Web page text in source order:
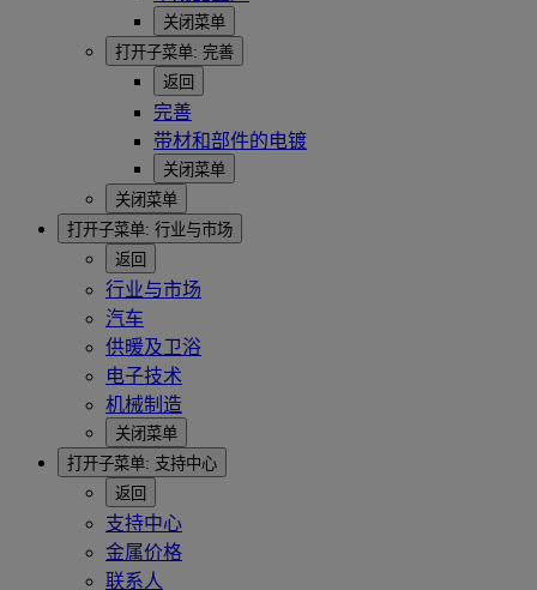
关闭菜单
打开子菜单: 完善
返回
完善
带材和部件的电镀
关闭菜单
关闭菜单
打开子菜单: 行业与市场
返回
行业与市场
汽车
供暖及卫浴
电子技术
机械制造
关闭菜单
打开子菜单: 支持中心
返回
支持中心
金属价格
联系人